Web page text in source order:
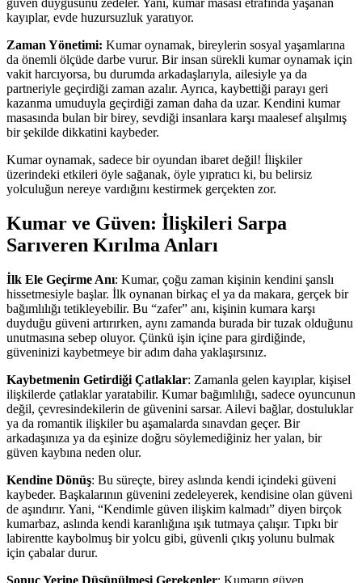
kayıplar, evde huzursuzluk yaratıyor.
Zaman Yönetimi: Kumar oynamak, bireylerin sosyal yaşamlarına
da önemli ölçüde darbe vurur. Bir insan sürekli kumar oynamak için
vakit harcıyorsa, bu durumda arkadaşlarıyla, ailesiyle ya da
partneriyle geçirdiği zaman azalır. Ayrıca, kaybettiği parayı geri
kazanma umuduyla geçirdiği zaman daha da uzar. Kendini kumar
masasında bulan bir birey, sevdiği insanlara karşı maalesef alışılmış
bir şekilde dikkatini kaybeder.
Kumar oynamak, sadece bir oyundan ibaret değil! İlişkiler
üzerindeki etkileri öyle sağanak, öyle yıpratıcı ki, bu belirsiz
yolculuğun nereye vardığını kestirmek gerçekten zor.
Kumar ve Güven: İlişkileri Sarpa
Sarıveren Kırılma Anları
İlk Ele Geçirme Anı: Kumar, çoğu zaman kişinin kendini şanslı
hissetmesiyle başlar. İlk oynanan birkaç el ya da makara, gerçek bir
bağımlılığı tetikleyebilir. Bu “zafer” anı, kişinin kumara karşı
duyduğu güveni artırırken, aynı zamanda burada bir tuzak olduğunu
unutmasına sebep oluyor. Çünkü işin içine para girdiğinde,
güveninizi kaybetmeye bir adım daha yaklaşırsınız.
Kaybetmenin Getirdiği Çatlaklar: Zamanla gelen kayıplar, kişisel
ilişkilerde çatlaklar yaratabilir. Kumar bağımlılığı, sadece oyuncunun
değil, çevresindekilerin de güvenini sarsar. Ailevi bağlar, dostuluklar
ya da romantik ilişkiler bu aşamalarda sınavdan geçer. Bir
arkadaşınıza ya da eşinize doğru söylemediğiniz her yalan, bir
güven kaybına neden olur.
Kendine Dönüş: Bu süreçte, birey aslında kendi içindeki güveni
kaybeder. Başkalarının güvenini zedeleyerek, kendisine olan güveni
de aşındırır. Yani, “Kendimle güven ilişkim kalmadı” diyen birçok
kumarbaz, aslında kendi karanlığına ışık tutmaya çalışır. Tıpkı bir
labirentte kaybolmuş bir yolcu gibi, güvenli çıkış yolunu bulmak
için çabalar durur.
Sonuç Yerine Düşünülmesi Gerekenler: Kumarın güven